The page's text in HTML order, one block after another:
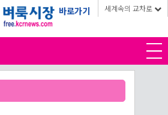
바로가기 세계속의 교차로